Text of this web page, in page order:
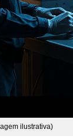
ilustrativa)